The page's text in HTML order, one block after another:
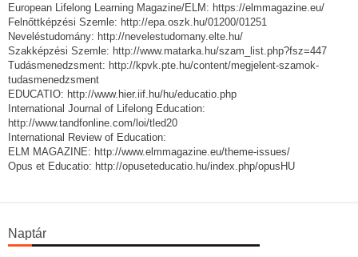
European Lifelong Learning Magazine/ELM: https://elmmagazine.eu/
Felnőttképzési Szemle: http://epa.oszk.hu/01200/01251
Neveléstudomány: http://nevelestudomany.elte.hu/
Szakképzési Szemle: http://www.matarka.hu/szam_list.php?fsz=447
Tudásmenedzsment: http://kpvk.pte.hu/content/megjelent-szamok-
tudasmenedzsment
EDUCATIO: http://www.hier.iif.hu/hu/educatio.php
International Journal of Lifelong Education:
http://www.tandfonline.com/loi/tled20
International Review of Education:
ELM MAGAZINE: http://www.elmmagazine.eu/theme-issues/
Opus et Educatio: http://opuseteducatio.hu/index.php/opusHU
Naptár